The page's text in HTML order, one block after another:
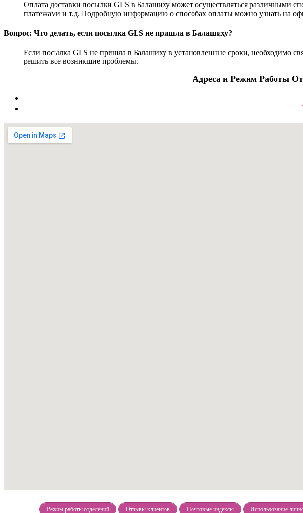
Оплата доставки посылки GLS в Балашиху может осуществляться различными
платежами и т.д. Подробную информацию о способах оплаты можно узнать на
Вопрос: Что делать, если посылка GLS не пришла в Балашиху?
Если посылка GLS не пришла в Балашиху в установленные сроки, необходимо
решить все возникшие проблемы.
Адреса и Режим Работы
Режим работы отделений Отзывы клиентов Почтовые индексы Использование